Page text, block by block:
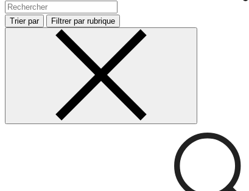
Trier par Filtrer par rubrique